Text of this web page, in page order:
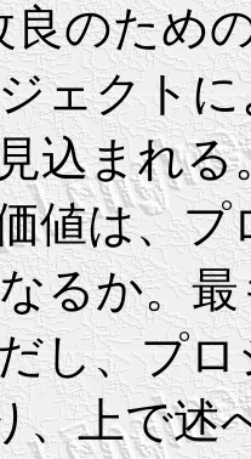
良のため
ェクト
込まれ
値は、
るか。
し、プ
、上で述